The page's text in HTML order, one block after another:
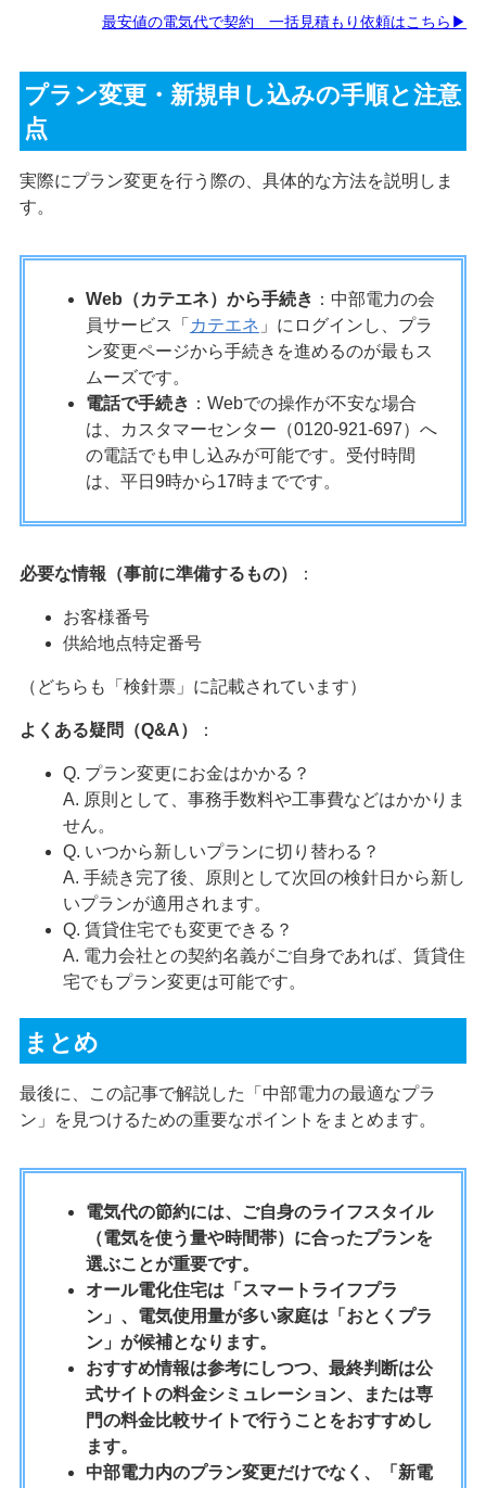
最安値の電気代で契約 一括見積もり依頼はこちら▶
プラン変更・新規申し込みの手順と注意
点
実際にプラン変更を行う際の、具体的な方法を説明しま
す。
Web（カテエネ）から手続き ：中部電力の会
員サービス「 カテエネ 」にログインし、プラ
ン変更ページから手続きを進めるのが最もス
ムーズです。
電話で手続き ：Webでの操作が不安な場合
は、カスタマーセンター（0120-921-697）へ
の電話でも申し込みが可能です。受付時間
は、平日9時から17時までです。
必要な情報（事前に準備するもの） ：
お客様番号
供給地点特定番号
（どちらも「検針票」に記載されています）
よくある疑問（Q&A） ：
Q. プラン変更にお金はかかる？
A. 原則として、事務手数料や工事費などはかかりま
せん。
Q. いつから新しいプランに切り替わる？
A. 手続き完了後、原則として次回の検針日から新し
いプランが適用されます。
Q. 賃貸住宅でも変更できる？
A. 電力会社との契約名義がご自身であれば、賃貸住
宅でもプラン変更は可能です。
まとめ
最後に、この記事で解説した「中部電力の最適なプラ
ン」を見つけるための重要なポイントをまとめます。
電気代の節約には、ご自身のライフスタイル
（電気を使う量や時間帯）に合ったプランを
選ぶことが重要です。
オール電化住宅は「スマートライフプラ
ン」、電気使用量が多い家庭は「おとくプラ
ン」が候補となります。
おすすめ情報は参考にしつつ、最終判断は公
式サイトの料金シミュレーション、または専
門の料金比較サイトで行うことをおすすめし
ます。
中部電力内のプラン変更だけでなく、「新電